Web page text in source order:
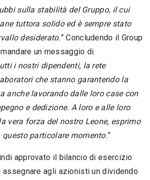
sulla stabilità del Gruppo, il cui
tuttora solido ed è sempre stato
desiderato.” Concludendo il Group
un messaggio di
i nostri dipendenti, la rete
che stanno garantendo la
anche lavorando dalle loro case con
e dedizione. A loro e alle loro
vera forza del nostro Leone, esprimo
particolare momento.”
approvato il bilancio di esercizio
agli azionisti un dividendo